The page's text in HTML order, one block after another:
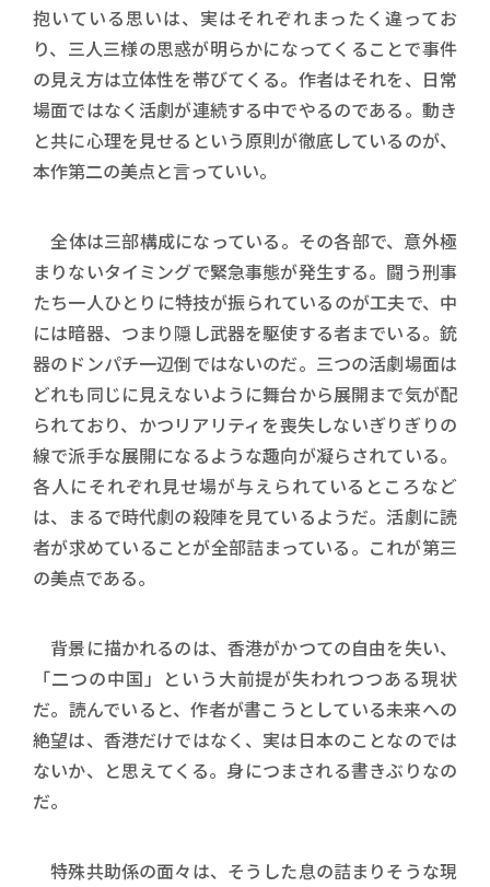
抱いている思いは、実はそれぞれまったく違ってお
り、三人三様の思惑が明らかになってくることで事件
の見え方は立体性を帯びてくる。作者はそれを、日常
場面ではなく活劇が連続する中でやるのである。動き
と共に心理を見せるという原則が徹底しているのが、
本作第二の美点と言っていい。
全体は三部構成になっている。その各部で、意外極
まりないタイミングで緊急事態が発生する。闘う刑事
たち一人ひとりに特技が振られているのが工夫で、中
には暗器、つまり隠し武器を駆使する者までいる。銃
器のドンパチ一辺倒ではないのだ。三つの活劇場面は
どれも同じに見えないように舞台から展開まで気が配
られており、かつリアリティを喪失しないぎりぎりの
線で派手な展開になるような趣向が凝らされている。
各人にそれぞれ見せ場が与えられているところなど
は、まるで時代劇の殺陣を見ているようだ。活劇に読
者が求めていることが全部詰まっている。これが第三
の美点である。
背景に描かれるのは、香港がかつての自由を失い、
「二つの中国」という大前提が失われつつある現状
だ。読んでいると、作者が書こうとしている未来への
絶望は、香港だけではなく、実は日本のことなのでは
ないか、と思えてくる。身につまされる書きぶりなの
だ。
特殊共助係の面々は、そうした息の詰まりそうな現